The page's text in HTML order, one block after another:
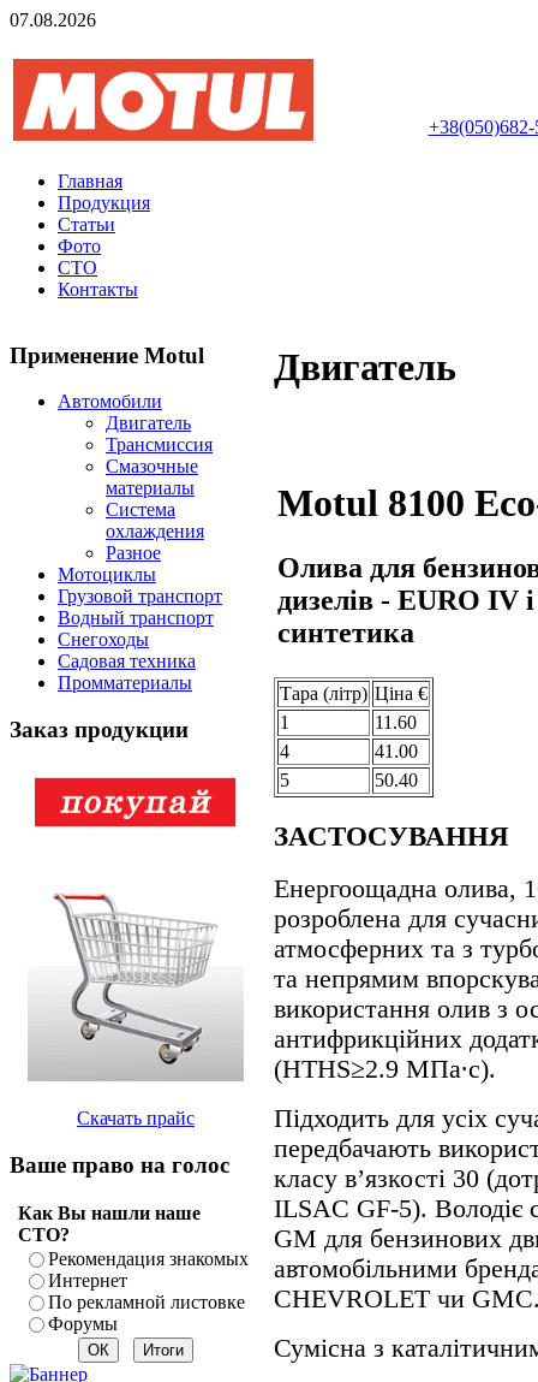
07.08.2026
+38(050)682-
Главная
Продукция
Статьи
Фото
СТО
Контакты
Применение Motul
Автомобили
Двигатель
Трансмиссия
Смазочные
материалы
Система
охлаждения
Разное
Мотоциклы
Грузовой транспорт
Водный транспорт
Снегоходы
Садовая техника
Промматериалы
Заказ продукции
Скачать прайс
Ваше право на голос
Как Вы нашли наше
СТО?
Рекомендация знакомых
Интернет
По рекламной листовке
Форумы
Двигатель
Motul 8100
Олива для
дизелів - EURO IV
синтетика
Тара (лiтр) Цiна €
1
11.60
4
41.00
5
50.40
ЗАСТОСУВАННЯ
Енергоощадна олива,
розроблена для
атмосферних та з
та непрямим
використання олив з
антифрикційних
(HTHS≥2.9 МПа∙с).
Підходить для усіх
передбачають
класу в’язкості 30
ILSAC GF-5). Володіє
GM для бензинових
автомобільними
CHEVROLET чи
Сумісна з